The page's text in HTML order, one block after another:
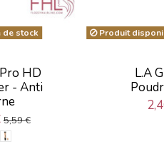
de stock
HD
- Anti
5,59 €
Produit
L.A